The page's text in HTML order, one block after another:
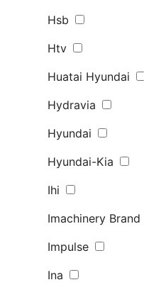
Hsb
Htv
Huatai Hyundai
Hydravia
Hyundai
Hyundai-Kia
Ihi
Imachinery Brand
Impulse
Ina